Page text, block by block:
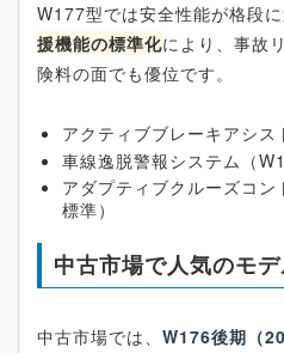
W177型では安全性能が格段に
援機能の標準化により、事故
険料の面でも優位です。
アクティブブレーキアシス
車線逸脱警報システム（
アダプティブクルーズコ
標準）
中古市場で人気のモ
中古市場では、 W176後期（